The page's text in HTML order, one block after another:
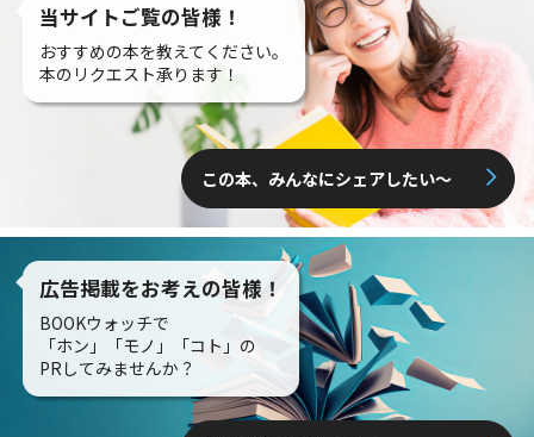
当サイトご覧の皆様！
おすすめの本を教えてください。
本のリクエスト承ります！
この本、みんなにシェアしたい〜
広告掲載をお考えの皆様！
BOOKウォッチで
「ホン」「モノ」「コト」の
PRしてみませんか？